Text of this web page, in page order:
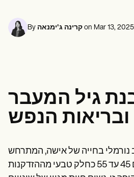
דיאטנים ותזונאים
פיזיותרפיסטים
בלוגים
מדריכי משאבים
השוואה
קודי ICD
Procedure Codes
Superbill Template
Massage therapists
Personal trainers
By קרינה ג'ימנאה on Mar 13, 2025
גיל המעבר
ובריאות הנפש
נורמלי בחייה של אישה, המתרחש
בדרך כלל בין הגילאים 45 עד 55 כחלק טבעי מההזדקנות